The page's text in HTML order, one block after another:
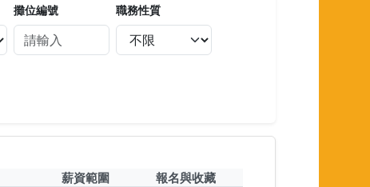
攤位編號 職務性質
薪資範圍 報名與收藏